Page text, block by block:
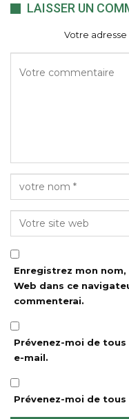
LAISSER UN
Votre adresse
Enregistrez mon
Web dans ce
commenterai.
Prévenez-moi de
e-mail.
Prévenez-moi de